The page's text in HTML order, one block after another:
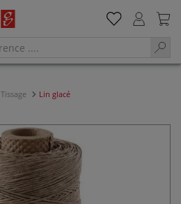
Tissage Lin glacé